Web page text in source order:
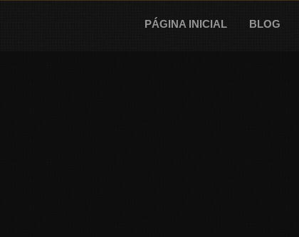
PÁGINA INICIAL BLOG